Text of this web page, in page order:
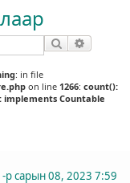
Хайлт
: in file
on line 1266: count():
Countable
р сарын 08, 2023 7:59